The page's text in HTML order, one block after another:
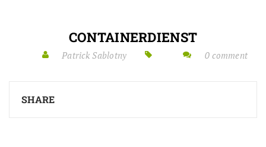
CONTAINERDIENST
Patrick Sablotny 0 comment
SHARE